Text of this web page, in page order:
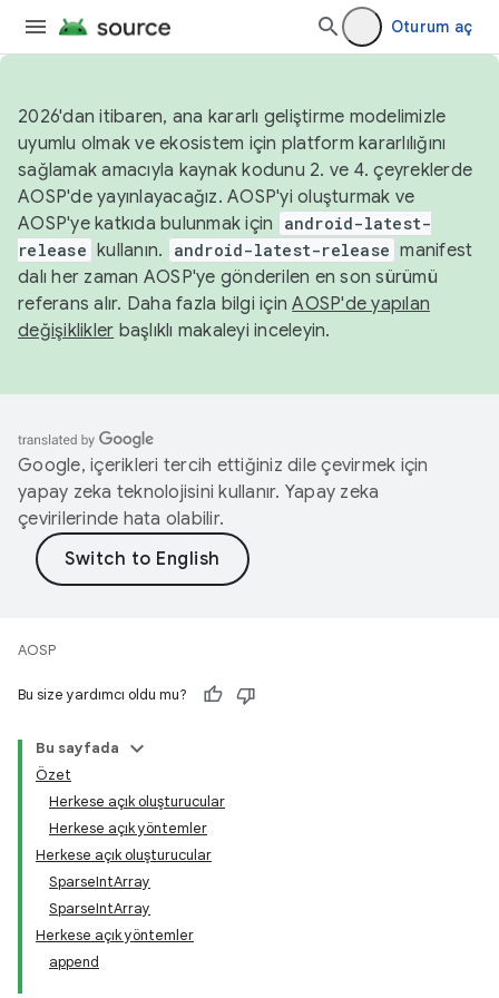
Oturum aç
2026'dan itibaren, ana kararlı geliştirme modelimizle
uyumlu olmak ve ekosistem için platform kararlılığını
sağlamak amacıyla kaynak kodunu 2. ve 4. çeyreklerde
AOSP'de yayınlayacağız. AOSP'yi oluşturmak ve
AOSP'ye katkıda bulunmak için
android-latest-
release kullanın. android-latest-release manifest
dalı her zaman AOSP'ye gönderilen en son sürümü
referans alır. Daha fazla bilgi içinAOSP'de yapılan
değişiklikler başlıklı makaleyi inceleyin.
Google, içerikleri tercih ettiğiniz dile çevirmek için
yapay zeka teknolojisini kullanır. Yapay zeka
çevirilerinde hata olabilir.
AOSP
Bu size yardımcı oldu mu?
Bu sayfada
Özet
Herkese açık oluşturucular
Herkese açık yöntemler
Herkese açık oluşturucular
SparseIntArray
SparseIntArray
Herkese açık yöntemler
append